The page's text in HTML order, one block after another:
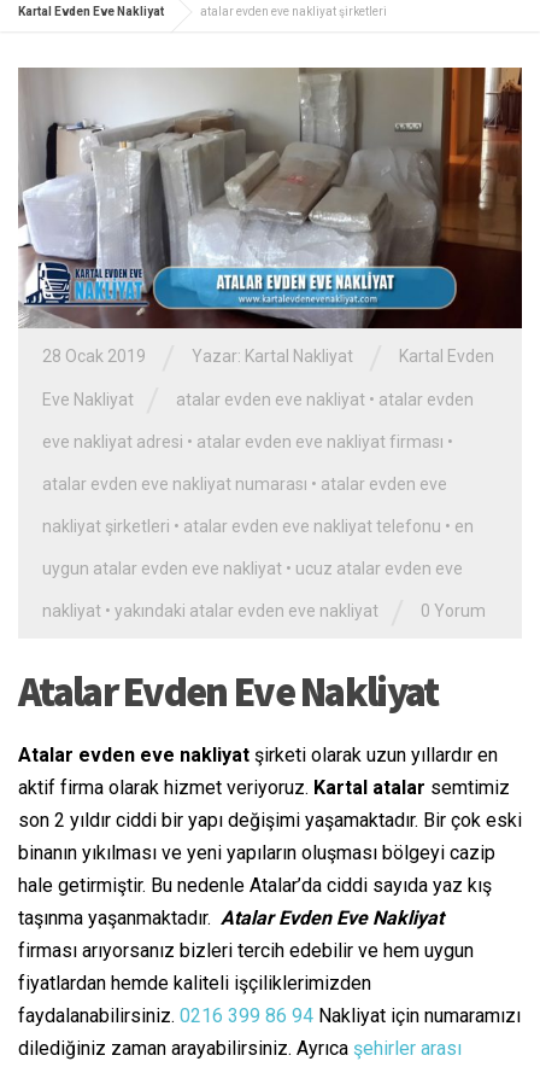
Kartal Evden Eve Nakliyat atalar evden eve nakliyat şirketleri
28 Ocak 2019 Yazar: Kartal Nakliyat Kartal Evden
Eve Nakliyat atalar evden eve nakliyat • atalar evden
eve nakliyat adresi • atalar evden eve nakliyat firması •
atalar evden eve nakliyat numarası • atalar evden eve
nakliyat şirketleri • atalar evden eve nakliyat telefonu • en
uygun atalar evden eve nakliyat • ucuz atalar evden eve
nakliyat • yakındaki atalar evden eve nakliyat 0 Yorum
Atalar Evden Eve Nakliyat
Atalar evden eve nakliyat şirketi olarak uzun yıllardır en
aktif firma olarak hizmet veriyoruz. Kartal atalar semtimiz
son 2 yıldır ciddi bir yapı değişimi yaşamaktadır. Bir çok eski
binanın yıkılması ve yeni yapıların oluşması bölgeyi cazip
hale getirmiştir. Bu nedenle Atalar’da ciddi sayıda yaz kış
taşınma yaşanmaktadır. Atalar Evden Eve Nakliyat
firması arıyorsanız bizleri tercih edebilir ve hem uygun
fiyatlardan hemde kaliteli işçiliklerimizden
faydalanabilirsiniz. 0216 399 86 94 Nakliyat için numaramızı
dilediğiniz zaman arayabilirsiniz. Ayrıca şehirler arası